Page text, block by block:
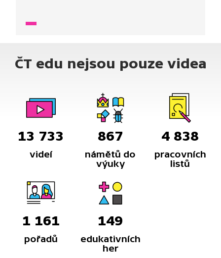
vajíček děti řeší slovní úlohy a odpovídají na různě
ČT edu nejsou pouze videa
13 733
videí
867
námětů do
výuky
4 838
pracovních
listů
1 161
pořadů
149
edukativních
her